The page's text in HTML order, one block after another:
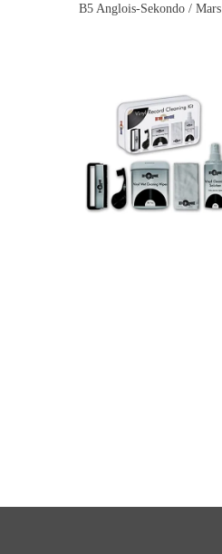
B5 Anglois-Sekondo / Mars